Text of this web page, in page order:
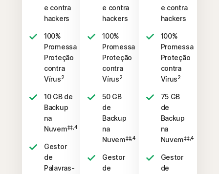
e contra
hackers
100%
Promessa
Proteção
contra
Vírus2
10 GB de
Backup
na
Nuvem‡‡,4
Gestor
de
Palavras-
e contra
hackers
100%
Promessa
Proteção
contra
Vírus2
50 GB
de
Backup
na
Nuvem‡‡,4
Gestor
de
e contra
hackers
100%
Promessa
Proteção
contra
Vírus2
75 GB
de
Backup
na
Nuvem‡‡,4
Gestor
de